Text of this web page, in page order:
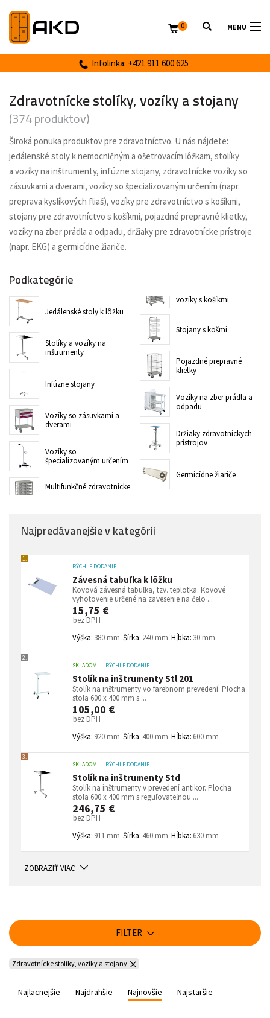
MENU
Infolinka: +421 911 600 625
0
Zdravotnícke stolíky, vozíky a stojany
(374 produktov)
Široká ponuka produktov pre zdravotníctvo. U nás nájdete:
jedálenské stoly k nemocničným a ošetrovacím lôžkam, stolíky
a vozíky na inštrumenty, infúzne stojany, zdravotnícke vozíky so
zásuvkami a dverami, vozíky so špecializovaným určením (napr.
preprava kyslíkových fliaš), vozíky pre zdravotníctvo s košíkmi,
stojany pre zdravotníctvo s košíkmi, pojazdné prepravné klietky,
vozíky na zber prádla a odpadu, držiaky pre zdravotnícke prístroje
(napr. EKG) a germicídne žiariče.
Podkategórie
Jedálenské stoly k lôžku
Stolíky a vozíky na
inštrumenty
Infúzne stojany
Vozíky so zásuvkami a
dverami
Vozíky so
špecializovaným určením
Multifunkčné zdravotnícke
vozíky s košíkmi
Stojany s košmi
Pojazdné prepravné
klietky
Vozíky na zber prádla a
odpadu
Držiaky zdravotníckych
prístrojov
Germicídne žiariče
Najpredávanejšie v kategórii
1.
RÝCHLE DODANIE
Závesná tabuľka k lôžku
Kovová závesná tabuľka, tzv. teplotka. Kovové
vyhotovenie určené na zavesenie na čelo ...
15,75 €
bez DPH
Výška: 380 mm Šírka: 240 mm Hĺbka: 30 mm
2.
SKLADOM
RÝCHLE DODANIE
Stolík na inštrumenty Stl 201
Stolík na inštrumenty vo farebnom prevedení. Plocha
stola 600 x 400 mm s ...
105,00 €
bez DPH
Výška: 920 mm Šírka: 400 mm Hĺbka: 600 mm
3.
SKLADOM
RÝCHLE DODANIE
Stolík na inštrumenty Std
Stolík na inštrumenty v prevedení antikor. Plocha
stola 600 x 400 mm s reguľovateľnou ...
246,75 €
bez DPH
Výška: 911 mm Šírka: 460 mm Hĺbka: 630 mm
ZOBRAZIŤ VIAC
FILTER
Zdravotnícke stolíky, vozíky a stojany
Najlacnejšie Najdrahšie Najnovšie Najstaršie